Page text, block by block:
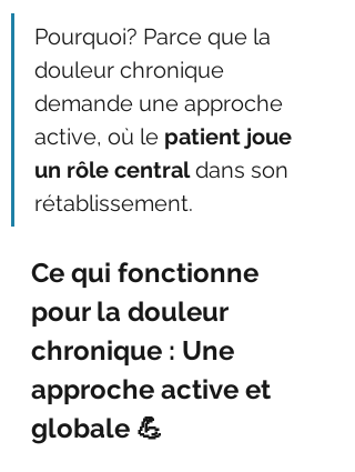
Pourquoi? Parce que la
douleur chronique
demande une approche
active, où le patient joue
un rôle central dans son
rétablissement.
Ce qui fonctionne
pour la douleur
chronique : Une
approche active et
globale 💪